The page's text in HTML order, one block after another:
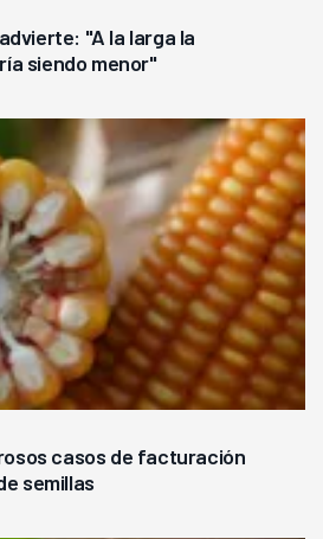
"A la larga la
siendo menor"
casos de facturación
semillas